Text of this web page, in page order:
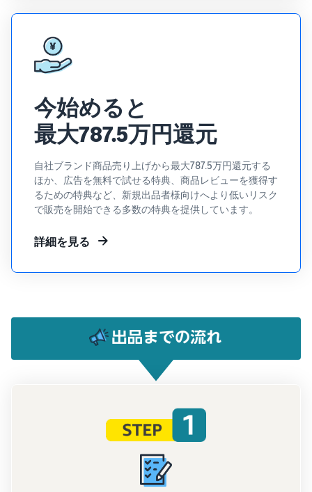
Amazon
ログ
Amazon出
品サービス
するネット
販売・
Amazon出
品お役立ち
情報（ブロ
グ記事）を
テーマ別に
一覧でご紹
介します。
今始めると
最大787.5万円還元
自社ブランド商品売り上げから最大787.5万円還元する
ほか、広告を無料で試せる特典、商品レビューを獲得す
るための特典など、新規出品者様向けへより低いリスク
で販売を開始できる多数の特典を提供しています。
詳細を見る